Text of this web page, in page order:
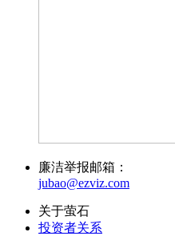
廉洁举报邮箱：
jubao@ezviz.com
关于萤石
投资者关系